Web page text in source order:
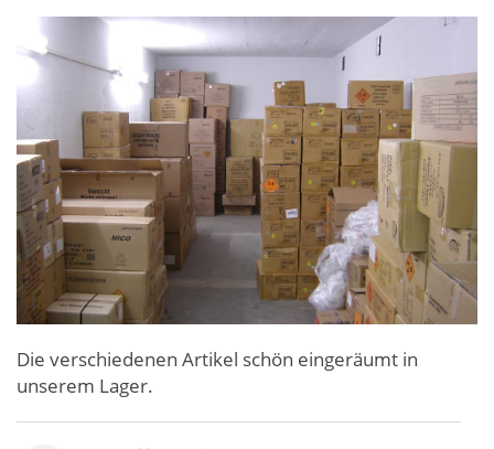
Die verschiedenen Artikel schön eingeräumt in
unserem Lager.